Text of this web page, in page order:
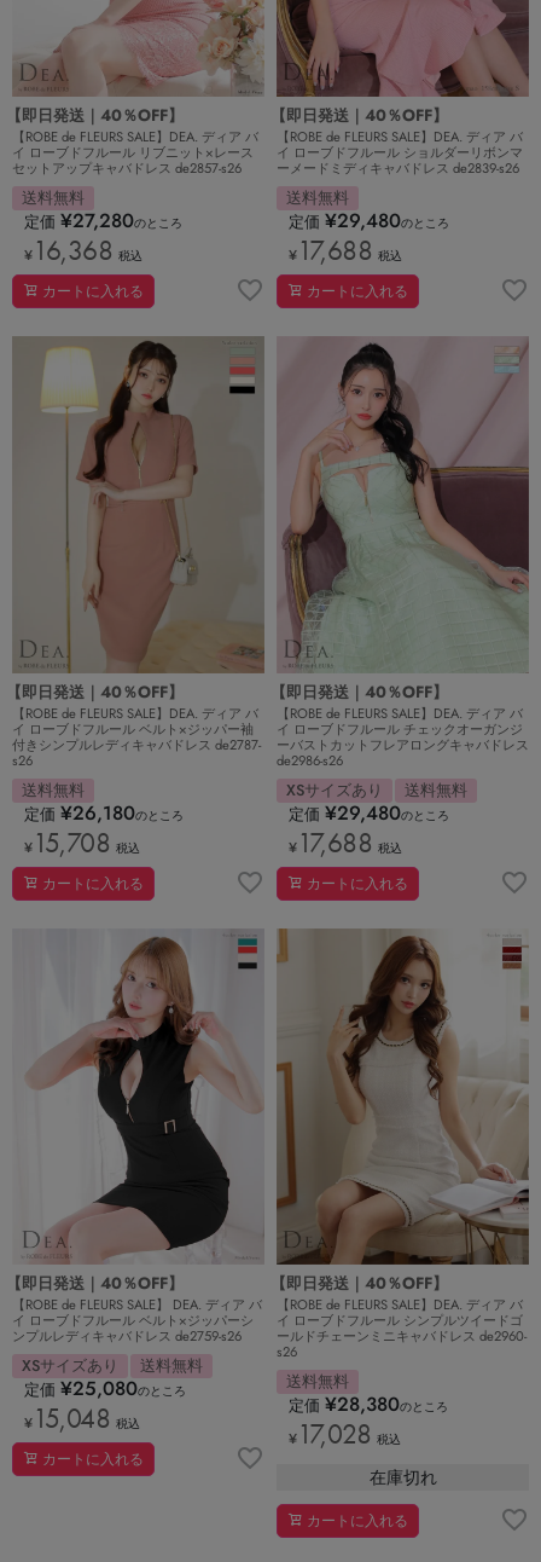
【即日発送｜40％OFF】
【ROBE de FLEURS SALE】DEA. ディア バ
イ ローブドフルール リブニット×レース
セットアップキャバドレス de2857-s26
送料無料
定価 ¥27,280のところ
¥ 16,368 税込
カートに入れる
【即日発送｜40％OFF】
【ROBE de FLEURS SALE】DEA. ディア バ
イ ローブドフルール ショルダーリボンマ
ーメードミディキャバドレス de2839-s26
送料無料
定価 ¥29,480のところ
¥ 17,688 税込
カートに入れる
【即日発送｜40％OFF】
【ROBE de FLEURS SALE】DEA. ディア バ
イ ローブドフルール ベルト×ジッパー袖
付きシンプルレディキャバドレス de2787-
s26
送料無料
定価 ¥26,180のところ
¥ 15,708 税込
カートに入れる
【即日発送｜40％OFF】
【ROBE de FLEURS SALE】DEA. ディア バ
イ ローブドフルール チェックオーガンジ
ーバストカットフレアロングキャバドレス
de2986-s26
XSサイズあり
送料無料
定価 ¥29,480のところ
¥ 17,688 税込
カートに入れる
【即日発送｜40％OFF】
【ROBE de FLEURS SALE】 DEA. ディア バ
イ ローブドフルール ベルト×ジッパーシ
ンプルレディキャバドレス de2759-s26
XSサイズあり
送料無料
定価 ¥25,080のところ
¥ 15,048 税込
カートに入れる
【即日発送｜40％OFF】
【ROBE de FLEURS SALE】DEA. ディア バ
イ ローブドフルール シンプルツイードゴ
ールドチェーンミニキャバドレス de2960-
s26
送料無料
定価 ¥28,380のところ
¥ 17,028 税込
在庫切れ
カートに入れる